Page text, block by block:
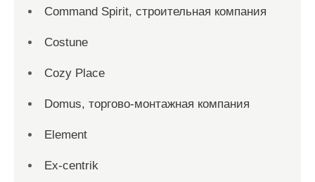
Command Spirit, строительная компания
Costune
Cozy Place
Domus, торгово-монтажная компания
Element
Ex-centrik